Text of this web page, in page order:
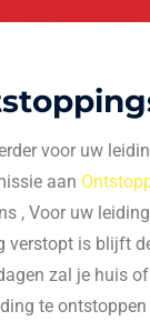
voor uw
aan
, Voor uw
verstopt is blijft
zal je huis
te